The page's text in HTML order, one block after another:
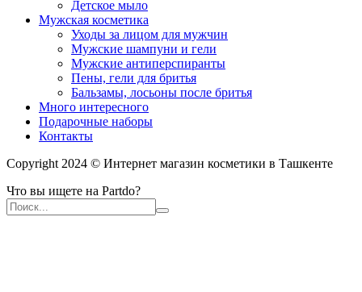
Детское мыло
Мужская косметика
Уходы за лицом для мужчин
Мужские шампуни и гели
Мужские антиперспиранты
Пены, гели для бритья
Бальзамы, лосьоны после бритья
Много интересного
Подарочные наборы
Контакты
Copyright 2024 © Интернет магазин косметики в Ташкенте
Что вы ищете на Partdo?